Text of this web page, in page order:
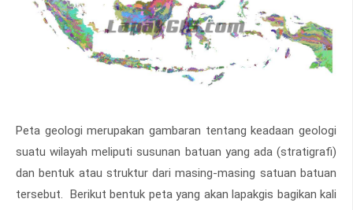
Peta geologi merupakan gambaran tentang keadaan geologi
suatu wilayah meliputi susunan batuan yang ada (stratigrafi)
dan bentuk atau struktur dari masing-masing satuan batuan
tersebut. Berikut bentuk peta yang akan lapakgis bagikan kali